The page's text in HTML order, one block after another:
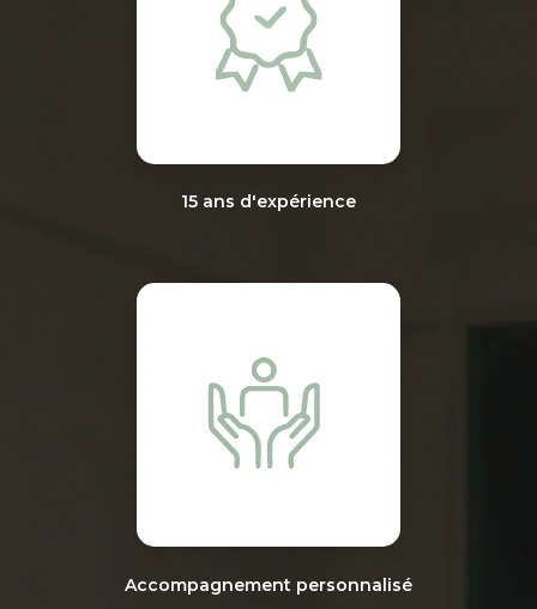
15 ans d'expérience
Accompagnement personnalisé